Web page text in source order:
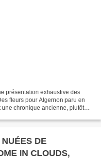
présentation exhaustive des
fleurs pour Algernon paru en
chronique ancienne, plutôt
DE
IN CLOUDS,